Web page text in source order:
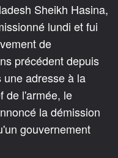
Sheikh Hasina,
lundi et fui
de
précédent depuis
adresse à la
de l'armée, le
la démission
gouvernement